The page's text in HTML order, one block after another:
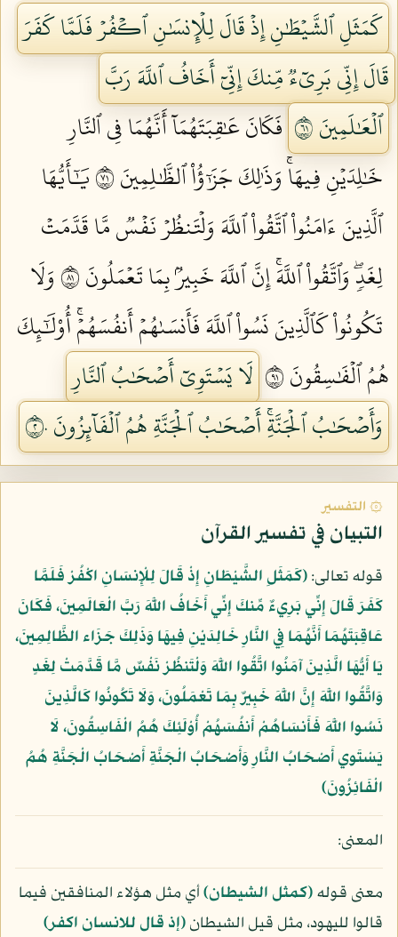
كَمَثَلِ ٱلشَّيۡطَٰنِ إِذۡ قَالَ لِلۡإِنسَٰنِ ٱكۡفُرۡ فَلَمَّا كَفَرَ
قَالَ إِنِّي بَرِيٓءٞ مِّنكَ إِنِّيٓ أَخَافُ ٱللَّهَ رَبَّ
ٱلۡعَٰلَمِينَ ١٦
فَكَانَ عَٰقِبَتَهُمَآ أَنَّهُمَا فِي ٱلنَّارِ
خَٰلِدَيۡنِ فِيهَاۚ وَذَٰلِكَ جَزَٰٓؤُاْ ٱلظَّٰلِمِينَ ١٧
يَٰٓأَيُّهَا
ٱلَّذِينَ ءَامَنُواْ ٱتَّقُواْ ٱللَّهَ وَلۡتَنظُرۡ نَفۡسٞ مَّا قَدَّمَتۡ
لِغَدٖۖ وَٱتَّقُواْ ٱللَّهَۚ إِنَّ ٱللَّهَ خَبِيرُۢ بِمَا تَعۡمَلُونَ ١٨
وَلَا
تَكُونُواْ كَٱلَّذِينَ نَسُواْ ٱللَّهَ فَأَنسَىٰهُمۡ أَنفُسَهُمۡۚ أُوْلَٰٓئِكَ
هُمُ ٱلۡفَٰسِقُونَ ١٩
لَا يَسۡتَوِيٓ أَصۡحَٰبُ ٱلنَّارِ
وَأَصۡحَٰبُ ٱلۡجَنَّةِۚ أَصۡحَٰبُ ٱلۡجَنَّةِ هُمُ ٱلۡفَآئِزُونَ ٢٠
۞ التفسير
التبيان في تفسير القرآن
قوله تعالى:﴿كَمَثَلِ الشَّيْطَانِ إِذْ قَالَ لِلْإِنسَانِ اكْفُرْ فَلَمَّا
كَفَرَ قَالَ إِنِّي بَرِيءٌ مِّنكَ إِنِّي أَخَافُ اللَّهَ رَبَّ الْعَالَمِينَ، فَكَانَ
عَاقِبَتَهُمَا أَنَّهُمَا فِي النَّارِ خَالِدَيْنِ فِيهَا وَذَلِكَ جَزَاء الظَّالِمِينَ،
يَا أَيُّهَا الَّذِينَ آمَنُوا اتَّقُوا اللَّهَ وَلْتَنظُرْ نَفْسٌ مَّا قَدَّمَتْ لِغَدٍ
وَاتَّقُوا اللَّهَ إِنَّ اللَّهَ خَبِيرٌ بِمَا تَعْمَلُونَ، وَلَا تَكُونُوا كَالَّذِينَ
نَسُوا اللَّهَ فَأَنسَاهُمْ أَنفُسَهُمْ أُوْلَئِكَ هُمُ الْفَاسِقُونَ، لَا
يَسْتَوِي أَصْحَابُ النَّارِ وَأَصْحَابُ الْجَنَّةِ أَصْحَابُ الْجَنَّةِ هُمُ
الْفَائِزُونَ﴾
المعنى:
معنى قوله(كمثل الشيطان)أي مثل هؤلاء المنافقين فيما
قالوا لليهود، مثل قيل الشيطان(إذ قال للانسان اكفر)